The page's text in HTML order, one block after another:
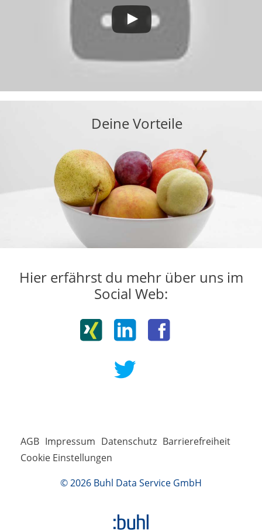
Deine Vorteile
Hier erfährst du mehr über uns im
Social Web:
AGB Impressum Datenschutz Barrierefreiheit
Cookie Einstellungen
© 2026 Buhl Data Service GmbH